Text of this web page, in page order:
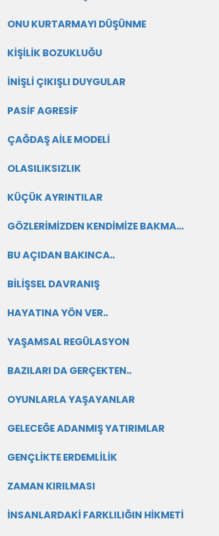
ONU KURTARMAYI DÜŞÜNME
KİŞİLİK BOZUKLUĞU
İNİŞLİ ÇIKIŞLI DUYGULAR
PASİF AGRESİF
ÇAĞDAŞ AİLE MODELİ
OLASILIKSIZLIK
KÜÇÜK AYRINTILAR
GÖZLERİMİZDEN KENDİMİZE BAKMA…
BU AÇIDAN BAKINCA..
BİLİŞSEL DAVRANIŞ
HAYATINA YÖN VER..
YAŞAMSAL REGÜLASYON
BAZILARI DA GERÇEKTEN..
OYUNLARLA YAŞAYANLAR
GELECEĞE ADANMIŞ YATIRIMLAR
GENÇLİKTE ERDEMLİLİK
ZAMAN KIRILMASI
İNSANLARDAKİ FARKLILIĞIN HİKMETİ